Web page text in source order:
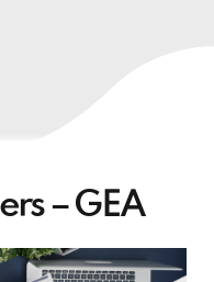
– GEA